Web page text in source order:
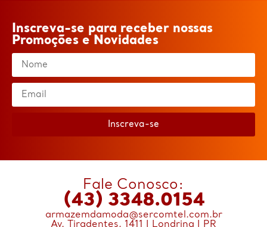
Inscreva-se para receber nossas
Promoções e Novidades
Inscreva-se
Fale Conosco:
(43) 3348.0154
armazemdamoda@sercomtel.com.br
Av. Tiradentes, 1411 | Londrina | PR